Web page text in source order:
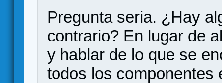
Pregunta seria. ¿Hay
contrario? En lugar de
y hablar de lo que se
todos los componentes